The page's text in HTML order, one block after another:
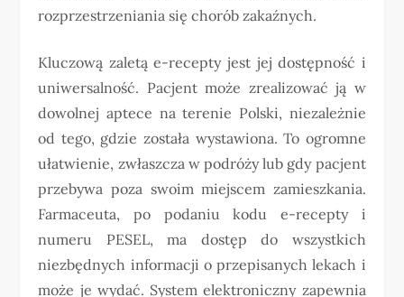
rozprzestrzeniania się chorób zakaźnych.
Kluczową zaletą e-recepty jest jej dostępność i
uniwersalność. Pacjent może zrealizować ją w
dowolnej aptece na terenie Polski, niezależnie
od tego, gdzie została wystawiona. To ogromne
ułatwienie, zwłaszcza w podróży lub gdy pacjent
przebywa poza swoim miejscem zamieszkania.
Farmaceuta, po podaniu kodu e-recepty i
numeru PESEL, ma dostęp do wszystkich
niezbędnych informacji o przepisanych lekach i
może je wydać. System elektroniczny zapewnia